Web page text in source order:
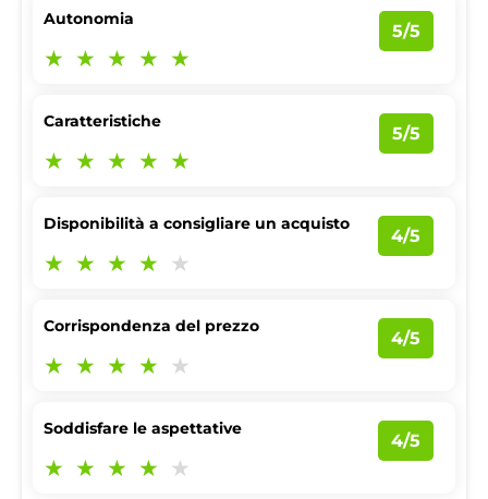
Autonomia
5/5
Caratteristiche
5/5
Disponibilità a consigliare un acquisto
4/5
Corrispondenza del prezzo
4/5
Soddisfare le aspettative
4/5